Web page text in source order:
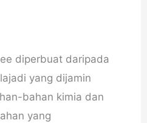
diperbuat daripada
yang dijamin
bahan kimia dan
yang